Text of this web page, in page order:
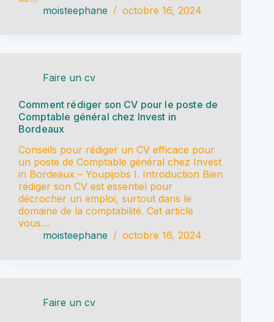
moisteephane
octobre 16, 2024
Faire un cv
Comment rédiger son CV pour le poste de
Comptable général chez Invest in
Bordeaux
Conseils pour rédiger un CV efficace pour
un poste de Comptable général chez Invest
in Bordeaux – Youpijobs I. Introduction Bien
rédiger son CV est essentiel pour
décrocher un emploi, surtout dans le
domaine de la comptabilité. Cet article
vous…
moisteephane
octobre 16, 2024
Faire un cv